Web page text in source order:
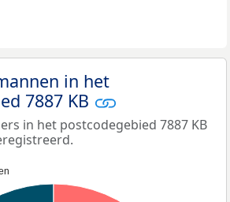
in het
7887 KB
in het postcodegebied 7887 KB